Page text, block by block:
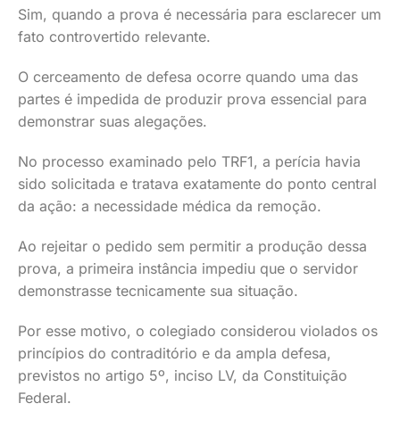
Sim, quando a prova é necessária para esclarecer um
fato controvertido relevante.
O cerceamento de defesa ocorre quando uma das
partes é impedida de produzir prova essencial para
demonstrar suas alegações.
No processo examinado pelo TRF1, a perícia havia
sido solicitada e tratava exatamente do ponto central
da ação: a necessidade médica da remoção.
Ao rejeitar o pedido sem permitir a produção dessa
prova, a primeira instância impediu que o servidor
demonstrasse tecnicamente sua situação.
Por esse motivo, o colegiado considerou violados os
princípios do contraditório e da ampla defesa,
previstos no artigo 5º, inciso LV, da Constituição
Federal.